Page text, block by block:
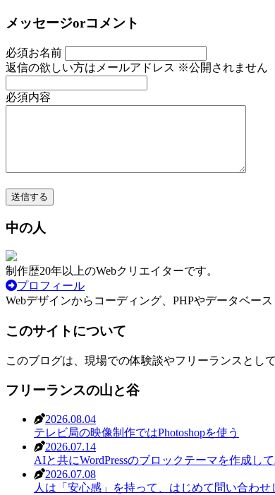
メッセージorコメント
必須お名前
返信の欲しい方はメールアドレス ※公開されません
必須内容
中の人
制作歴20年以上のWebクリエイターです。
プロフィール
Webデザインからコーディング、PHPやデータベー
このサイトについて
このブログは、現場での体験談やフリーランスとし
フリーランスの山と谷
2026.08.04
テレビ局の映像制作ではPhotoshopを使う
2026.07.14
AIと共にWordPressのブロックテーマを作成し
2026.07.08
人は「安心感」を持って、はじめて問い合わせ